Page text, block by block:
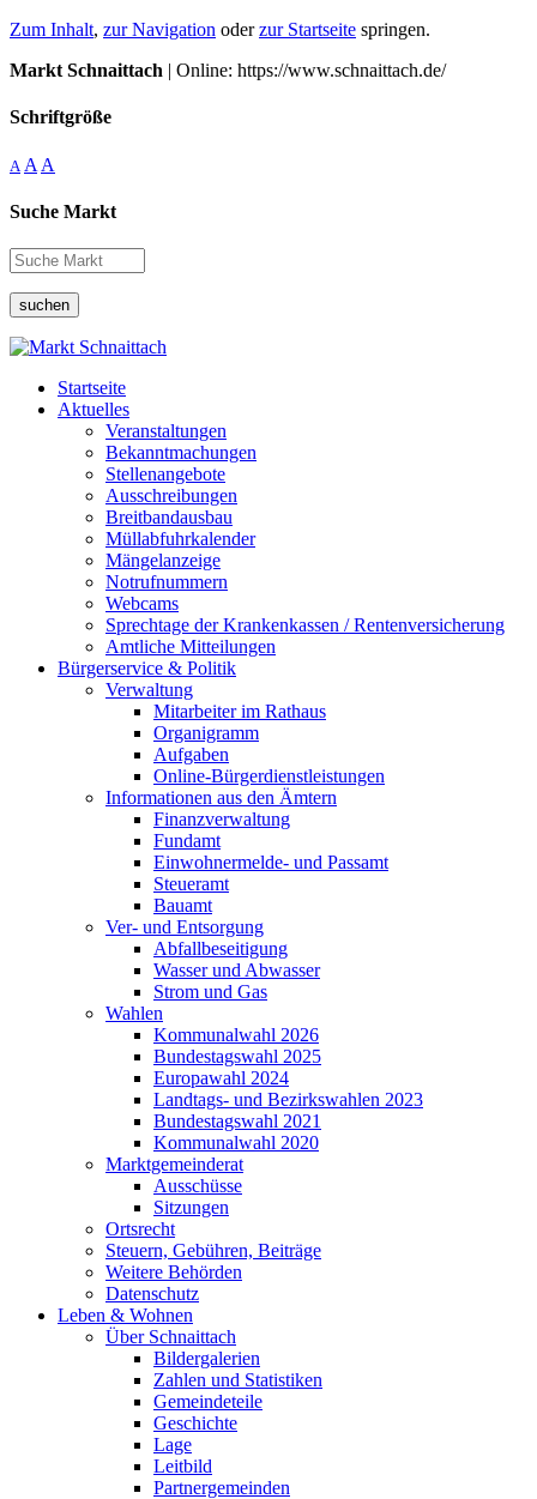
Zum Inhalt, zur Navigation oderzur Startseite springen.
Markt Schnaittach | Online: https://www.schnaittach.de/
Schriftgröße
A A A
Suche Markt
suchen
Startseite
Aktuelles
Veranstaltungen
Bekanntmachungen
Stellenangebote
Ausschreibungen
Breitbandausbau
Müllabfuhrkalender
Mängelanzeige
Notrufnummern
Webcams
Sprechtage der Krankenkassen / Rentenversicherung
Amtliche Mitteilungen
Bürgerservice & Politik
Verwaltung
Mitarbeiter im Rathaus
Organigramm
Aufgaben
Online-Bürgerdienstleistungen
Informationen aus den Ämtern
Finanzverwaltung
Fundamt
Einwohnermelde- und Passamt
Steueramt
Bauamt
Ver- und Entsorgung
Abfallbeseitigung
Wasser und Abwasser
Strom und Gas
Wahlen
Kommunalwahl 2026
Bundestagswahl 2025
Europawahl 2024
Landtags- und Bezirkswahlen 2023
Bundestagswahl 2021
Kommunalwahl 2020
Marktgemeinderat
Ausschüsse
Sitzungen
Ortsrecht
Steuern, Gebühren, Beiträge
Weitere Behörden
Datenschutz
Leben & Wohnen
Über Schnaittach
Bildergalerien
Zahlen und Statistiken
Gemeindeteile
Geschichte
Lage
Leitbild
Partnergemeinden